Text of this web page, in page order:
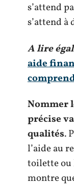
s’attend
s’attend à
A lire
aide
Nommer
précise
qualités.
l’aide au
toilette
montre